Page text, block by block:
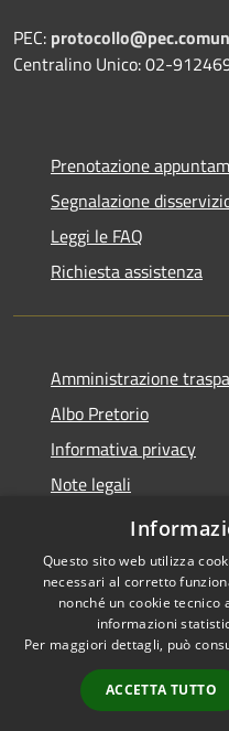
PEC:
Centralino Unico: 02-
Prenotazione
Segnalazione
Leggi le FAQ
Richiesta assistenza
Amministrazione
Albo Pretorio
Informativa privacy
Note legali
Dichiarazione di
Accessibilità
Questo sito web utilizza
necessari al corretto
nonché un cookie
informazioni
Per maggiori dettagli, può
ACCETTA TUTTO